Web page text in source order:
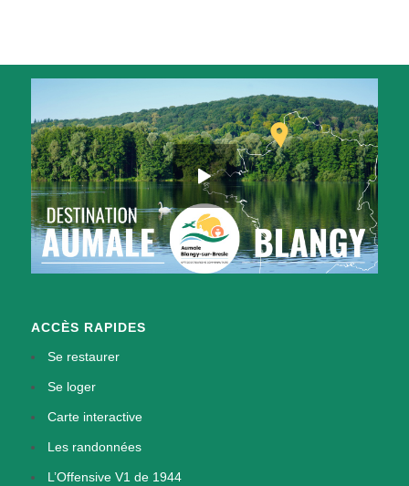
ACCÈS RAPIDES
Se restaurer
Se loger
Carte interactive
Les randonnées
L’Offensive V1 de 1944